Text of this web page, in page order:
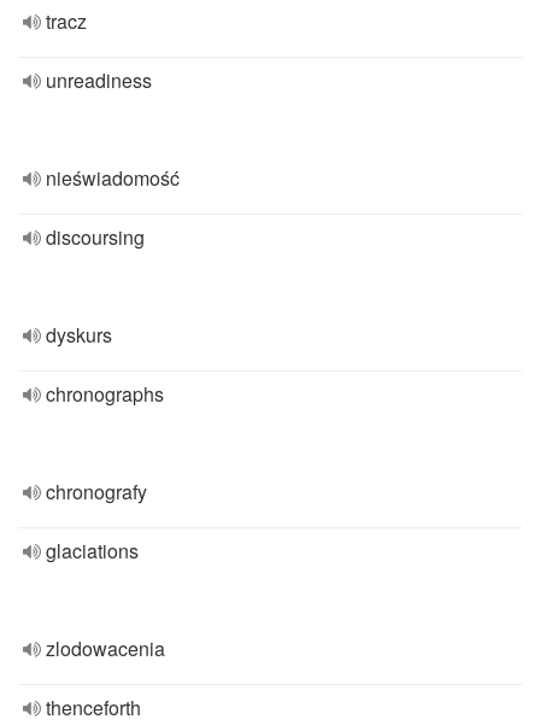
tracz
unreadiness
nieświadomość
discoursing
dyskurs
chronographs
chronografy
glaciations
zlodowacenia
thenceforth